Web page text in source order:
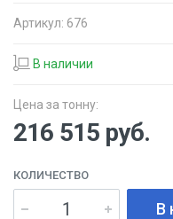
Артикул: 676
В наличии
Цена за тонну:
216 515 руб.
КОЛИЧЕСТВО
В